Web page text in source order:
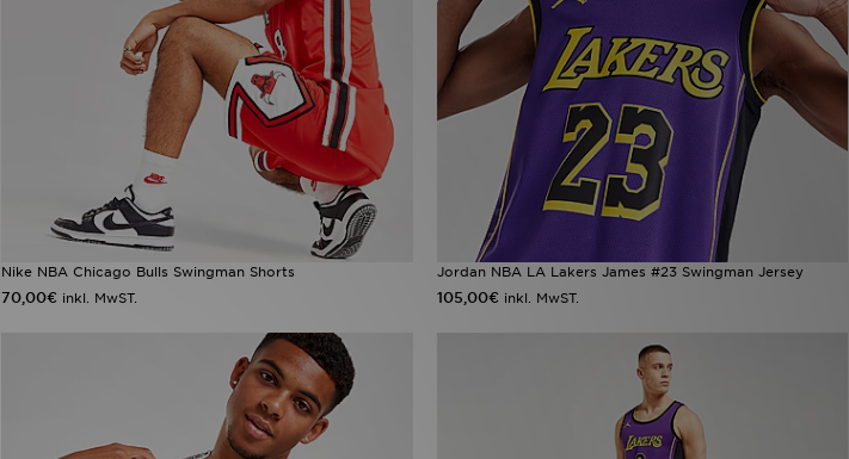
Nike NBA Chicago Bulls Swingman Shorts
70,00€ inkl. MwST.
Jordan NBA LA Lakers James #23 Swingman Jersey
105,00€ inkl. MwST.